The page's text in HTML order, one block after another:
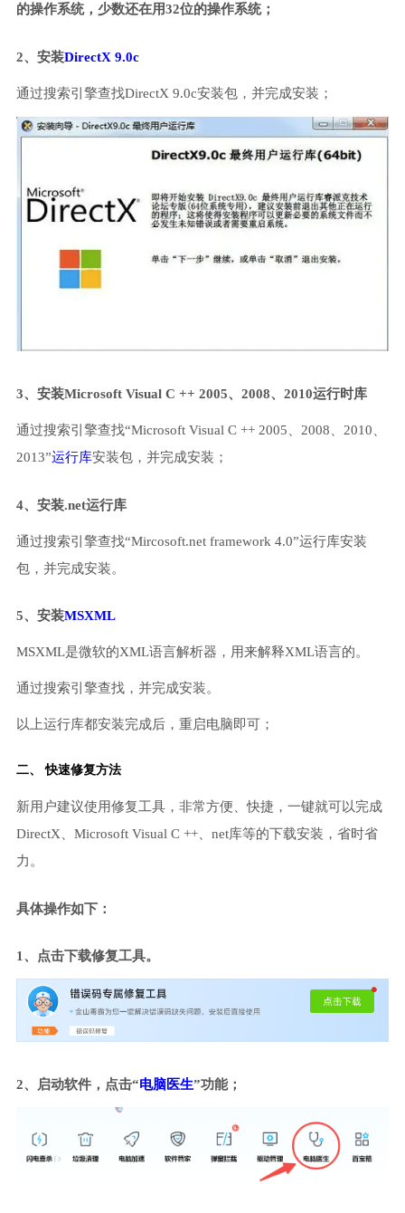
的操作系统，少数还在用32位的操作系统；
2、安装DirectX 9.0c
通过搜索引擎查找DirectX 9.0c安装包，并完成安装；
3、安装Microsoft Visual C ++ 2005、2008、2010运行时库
通过搜索引擎查找“Microsoft Visual C ++ 2005、2008、2010、
2013”运行库安装包，并完成安装；
4、安装.net运行库
通过搜索引擎查找“Mircosoft.net framework 4.0”运行库安装
包，并完成安装。
5、安装MSXML
MSXML是微软的XML语言解析器，用来解释XML语言的。
通过搜索引擎查找，并完成安装。
以上运行库都安装完成后，重启电脑即可；
二、 快速修复方法
新用户建议使用修复工具，非常方便、快捷，一键就可以完成
DirectX、Microsoft Visual C ++、net库等的下载安装，省时省
力。
具体操作如下：
1、点击下载修复工具。
2、启动软件，点击“电脑医生”功能；